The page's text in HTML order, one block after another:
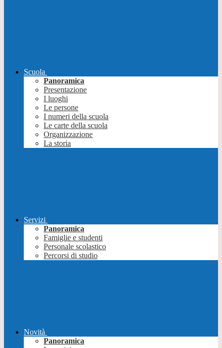
Scuola
Panoramica
Presentazione
I luoghi
Le persone
I numeri della scuola
Le carte della scuola
Organizzazione
La storia
Servizi
Panoramica
Famiglie e studenti
Personale scolastico
Percorsi di studio
Novità
Panoramica